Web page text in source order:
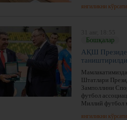
янгиликни
Бошқалар
АҚШ
таништирилди
Штатлари
Замполлини
футбол
Миллий футбол
янгиликни